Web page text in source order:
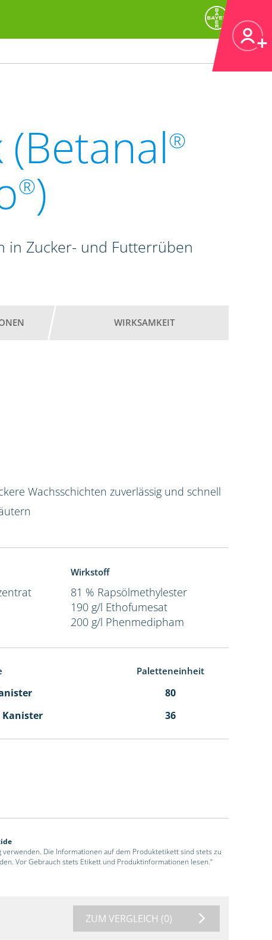
(Betanal®
®)
in Zucker- und Futterrüben
WIRKSAMKEIT
Wachsschichten zuverlässig und schnell
Wirkstoff
81 % Rapsölmethylester
190 g/l Ethofumesat
200 g/l Phenmedipham
Paletteneinheit
80
Kanister 36
Die Informationen auf dem Produktetikett sind stets zu
Vor Gebrauch stets Etikett und Produktinformationen lesen.“
ZUM VERGLEICH (0)